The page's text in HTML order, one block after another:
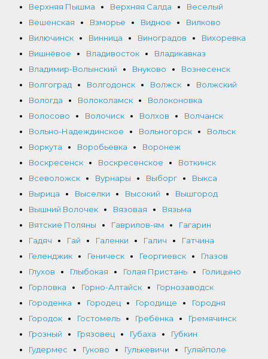
Верхняя Пышма Верхняя Салда
Веселый
Вешенская
Взморье Видное
Вилково
Вилючинск
Винница Виноградов
Вихоревка
Вишнёвое
Владивосток
Владикавказ
Владимир-Волынский
Внуково
Вознесенск
Волгоград
Волгодонск Волжск
Волжский
Вологда
Волоколамск
Волоконовка
Волосово
Волочиск Волхов
Волчанск
Вольно-Надеждинское
Вольногорск
Вольск
Воркута
Воробьевка
Воронеж
Воскресенск
Воскресенское
Воткинск
Всеволожск
Вурнары Выборг
Выкса
Вырица
Выселки Высокий
Вышгород
Вышний Волочек
Вязовая
Вязьма
Вятские Поляны
Гаврилов-ям
Гагарин
Гадяч
Гай Галенки Галич
Гатчина
Геленджик
Геническ Георгиевск
Глазов
Глухов
Глыбокая Голая Пристань
Голицыно
Горловка
Горно-Алтайск
Горнозаводск
Городенка
Городец Городище
Городня
Городок
Гостомель Гребёнка
Гремячинск
Грозный
Грязовец Губаха
Губкин
Гудермес
Гуково Гулькевичи
Гуляйполе